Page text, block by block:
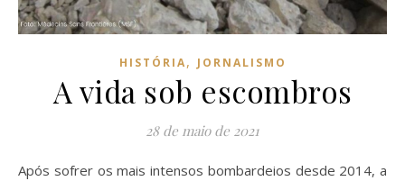
HISTÓRIA, JORNALISMO
A vida sob escombros
28 de maio de 2021
Após sofrer os mais intensos bombardeios desde 2014, a